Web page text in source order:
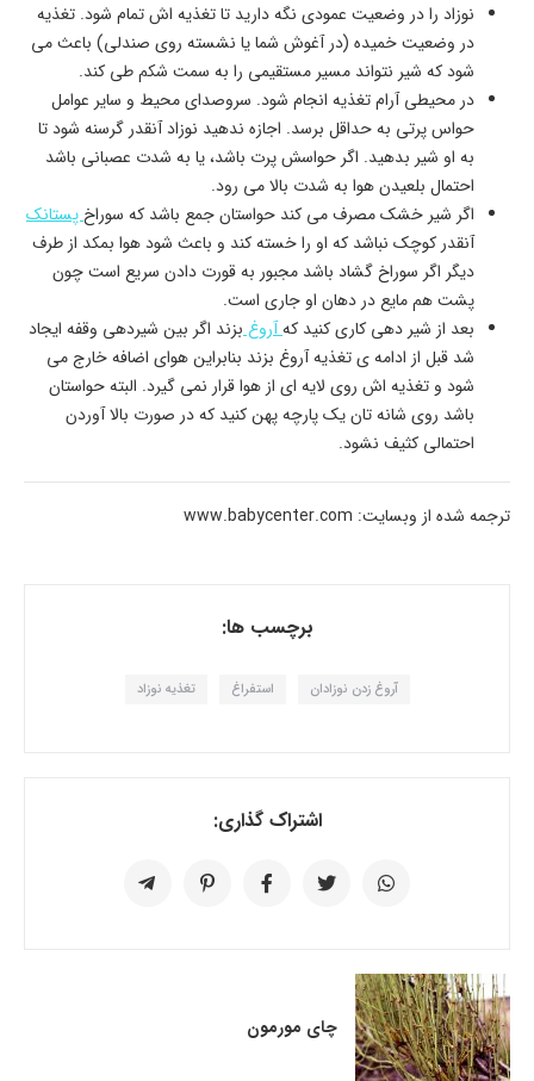
نوزاد را در وضعیت عمودی نگه دارید تا تغذیه اش تمام شود. تغذیه
در وضعیت خمیده (در آغوش شما یا نشسته روی صندلی) باعث می
شود که شیر نتواند مسیر مستقیمی را به سمت شکم طی کند.
در محیطی آرام تغذیه انجام شود. سروصدای محیط و سایر عوامل
حواس پرتی به حداقل برسد. اجازه ندهید نوزاد آنقدر گرسنه شود تا
به او شیر بدهید. اگر حواسش پرت باشد، یا به شدت عصبانی باشد
احتمال بلعیدن هوا به شدت بالا می رود.
اگر شیر خشک مصرف می کند حواستان جمع باشد که سوراخپستانک
آنقدر کوچک نباشد که او را خسته کند و باعث شود هوا بمکد از طرف
دیگر اگر سوراخ گشاد باشد مجبور به قورت دادن سریع است چون
پشت هم مایع در دهان او جاری است.
بعد از شیر دهی کاری کنید کهآروغبزند اگر بین شیردهی وقفه ایجاد
شد قبل از ادامه ی تغذیه آروغ بزند بنابراین هوای اضافه خارج می
شود و تغذیه اش روی لایه ای از هوا قرار نمی گیرد. البته حواستان
باشد روی شانه تان یک پارچه پهن کنید که در صورت بالا آوردن
احتمالی کثیف نشود.
ترجمه شده از وبسایت: www.babycenter.com
برچسب ها:
آروغ زدن نوزادان استفراغ تغذیه نوزاد
اشتراک گذاری:
چای مورمون